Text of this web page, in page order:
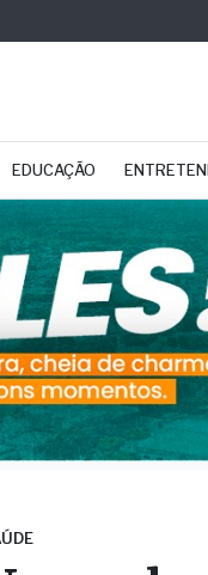
EDUCAÇÃO
de